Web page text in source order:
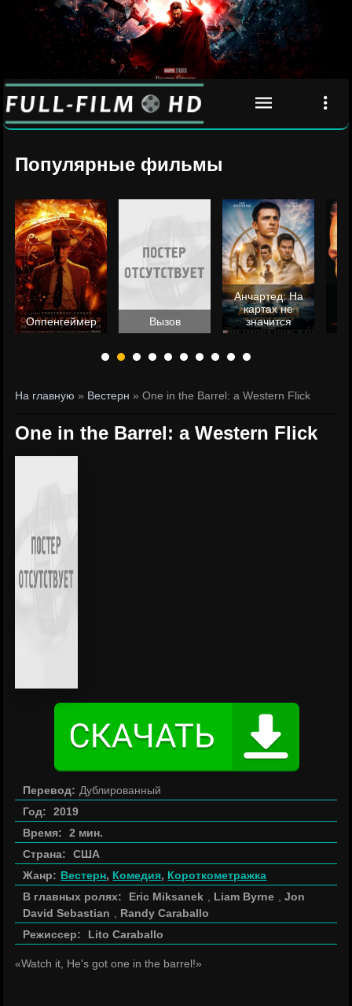
Популярные фильмы
Оппенгеймер Вызов
Анчартед: На
картах не
значится
На главную » Вестерн » One in the Barrel: a Western Flick
One in the Barrel: a Western Flick
Перевод: Дублированный
Год:
2019
Время:
2 мин.
Страна:
США
Жанр: Вестерн, Комедия, Короткометражка
В главных ролях:
Eric Miksanek Liam Byrne ,Jon
David Sebastian
Randy Caraballo
Режиссер:
Lito Caraballo
«Watch it, He's got one in the barrel!»